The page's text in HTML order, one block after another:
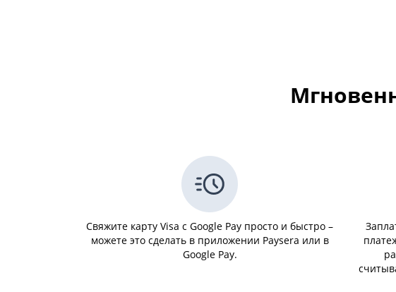
Свяжите карту Visa с Google Pay просто и быстро –
можете это сделать в приложении Paysera или в
Google Pay.